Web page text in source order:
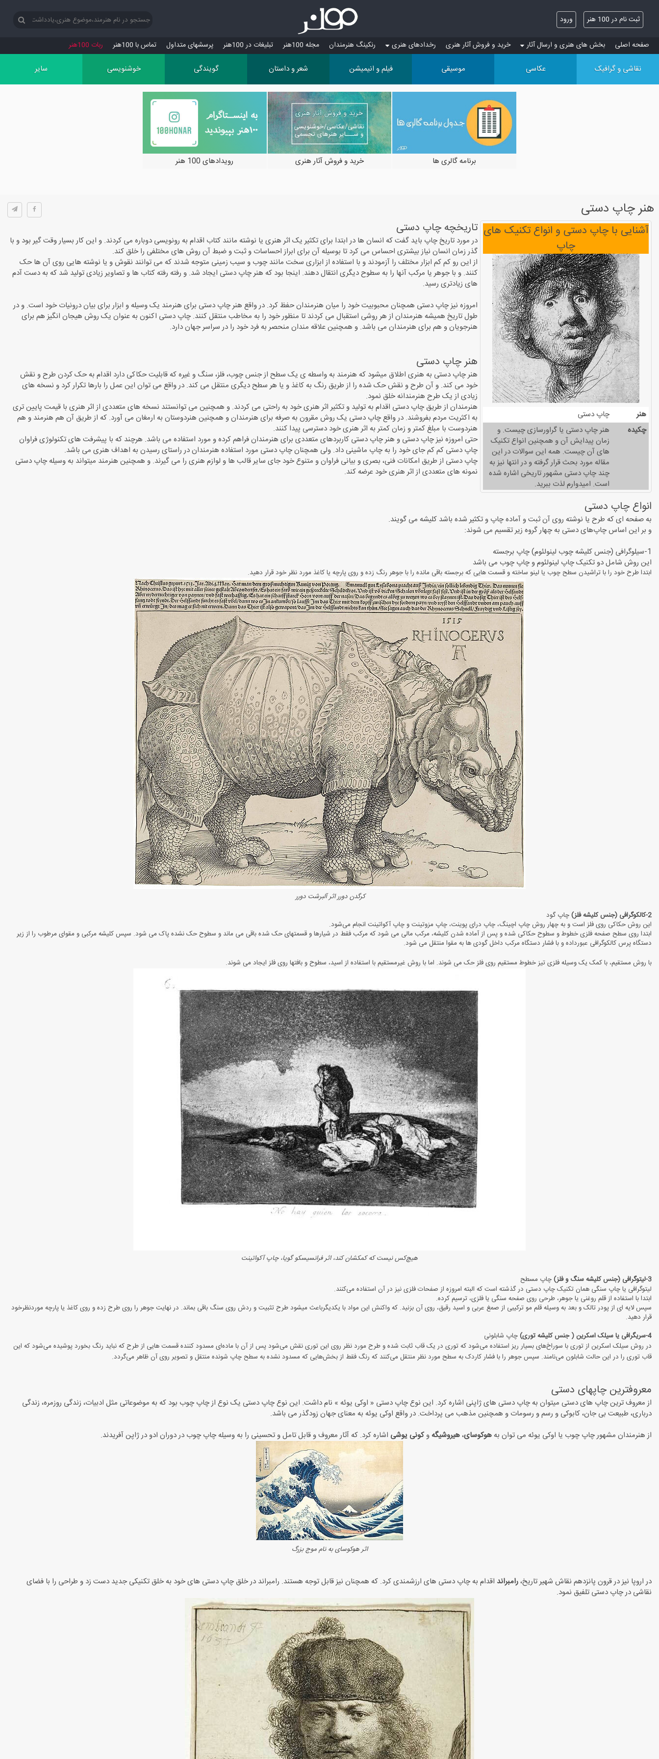
ثبت نام در 100 هنر ورود
صفحه اصلی بخش های هنری و ارسال آثار خرید و فروش آثار هنری رخدادهای هنری رنکینگ هنرمندان مجله 100هنر تبلیغات در 100هنر پرسش‏های متداول تماس با 100هنر ربات 100هنر
نقاشی و گرافیک عکاسی موسیقی فیلم و انیمیشن شعر و داستان گویندگی خوشنویسی سایر
رویدادهای 100 هنر خرید و فروش آثار هنری برنامه گالری ها
هنر چاپ دستی
آشنایی با چاپ دستی و انواع تکنیک های
چاپ
هنر
چاپ دستی
چکیده
هنر چاپ دستی یا گراورسازی چیست. و
زمان پیدایش آن و همچنین انواع تکنیک
های آن چیست. همه این سوالات در این
مقاله مورد بحث قرار گرفته و در انتها نیز به
چند چاپ دستی مشهور تاریخی اشاره شده
است. امیدوارم لذت ببرید.
تاریخچه چاپ دستی
در مورد تاریخ چاپ باید گفت که انسان ها در ابتدا برای تکثیر یک اثر هنری یا نوشته مانند کتاب اقدام به رونویسی دوباره می کردند. و این کار بسیار وقت گیر بود و با
گذر زمان انسان نیاز بیشتری احساس می کرد تا بوسیله آن برای ابراز احساسات و ثبت و ضبط آن روش های مختلفی را خلق کند.
از این رو کم کم ابزار مختلف را آزمودند و با استفاده از ابزاری سخت مانند چوب و سیب زمینی متوجه شدند که می توانند نقوش و یا نوشته هایی روی آن ها حک
کنند. و با جوهر یا مرکب آنها را به سطوح دیگری انتقال دهند. اینجا بود که هنر چاپ دستی ایجاد شد. و رفته رفته کتاب ها و تصاویر زیادی تولید شد که به دست آدم
های زیادتری رسید.
امروزه نیز چاپ دستی همچنان محبوبیت خود را میان هنرمندان حفظ کرد. در واقع هنر چاپ دستی برای هنرمند یک وسیله و ابزار برای بیان درونیات خود است. و در
طول تاریخ همیشه هنرمندان از هر روشی استقبال می کردند تا منظور خود را به مخاطب منتقل کنند. چاپ دستی اکنون به عنوان یک روش هیجان انگیز هم برای
هنرجویان و هم برای هنرمندان می باشد. و همچنین علاقه مندان منحصر به فرد خود را در سراسر جهان دارد.
هنر چاپ دستی
هنر چاپ دستی به هنری اطلاق میشود که هنرمند به واسطه ی یک سطح از جنس چوب، فلز، سنگ و غیره که قابلیت حکاکی دارد اقدام به حک کردن طرح و نقش
خود می کند. و آن طرح و نقش حک شده را از طریق رنگ به کاغذ و یا هر سطح دیگری منتقل می کند. در واقع می توان این عمل را بارها تکرار کرد و نسخه های
زیادی از یک طرح هنرمندانه خلق نمود.
هنرمندان از طریق چاپ دستی اقدام به تولید و تکثیر اثر هنری خود به راحتی می کردند. و همچنین می توانستند نسخه های متعددی از اثر هنری با قیمت پایین تری
به اکثریت مردم بفروشند. در واقع چاپ دستی یک روش مقرون به صرفه برای هنرمندان و همچنین هنردوستان به ارمغان می آورد. که از طریق آن هم هنرمند و هم
هنردوست با مبلغ کمتر و زمان کمتر به اثر هنری خود دسترسی پیدا کنند.
حتی امروزه نیز چاپ دستی و هنر چاپ دستی کاربردهای متعددی برای هنرمندان فراهم کرده و مورد استفاده می باشد. هرچند که با پیشرفت های تکنولوژی فراوان
چاپ دستی کم کم جای خود را به چاپ ماشینی داد. ولی همچنان چاپ دستی مورد استفاده هنرمندان در راستای رسیدن به اهداف هنری می باشد.
چاپ دستی از طریق امکانات فنی، بصری و بیانی فراوان و متنوع خود جای سایر قالب ها و لوازم هنری را می گیرند. و همچنین هنرمند میتواند به وسیله چاپ دستی
نمونه های متعددی از اثر هنری خود عرضه کند.
انواع چاپ‌ دستی
به صفحه ای که طرح یا نوشته روی آن ثبت و آماده چاپ و تکثیر شده باشد کلیشه می گویند.
و بر این اساس چاپ‌های دستی به چهار گروه زیر تقسیم می شوند:
1-سیلوگرافی (جنس کلیشه چوب لینولئوم) چاپ برجسته
این روش شامل دو تکنیک چاپ لینولئوم و چاپ چوب می باشد
ابتدا طرح خود را با تراشیدن سطح چوب یا لینو ساخته و قسمت ‌هایی که برجسته باقی مانده را با جوهر رنگ زده و روی پارچه یا کاغذ مورد نظر خود قرار دهید.
کرگدن دورر اثر آلبرشت دورر
2-کالکوگرافی (جنس کلیشه فلز)
چاپ گود
این روش حکاکی روی فلز است و به چهار روش چاپ اچینگ، چاپ درای پوینت، چاپ مزوتینت و چاپ آکواتینت انجام می‌شود.
ابتدا روی سطح صفحه فلزی خطوط و سطوح حکاکی شده و پس از آماده شدن کلیشه، مرکب مالی می شود که مرکب فقط در شیارها و قسمتهای حک شده باقی می ماند و سطوح حک نشده پاک می شود. سپس کلیشه مرکبی و مقوای مرطوب را از زیر
دستگاه پرس کالکوگرافی عبورداده و با فشار دستگاه مرکب داخل گودی ها به مقوا منتقل می شود.
با روش مستقیم، با کمک یک وسیله فلزی تیز خطوط مستقیم روی فلز حک می شوند. اما با روش غیرمستقیم با استفاده از اسید، سطوح و بافتها روی فلز ایجاد می شوند.
هیچ‌کس نیست که کمکشان کند، اثر فرانسیسکو گویا، چاپ آکواتینت
3-لیتوگرافی (جنس کلیشه سنگ و فلز)
چاپ مسطح
لیتوگرافی یا چاپ سنگی همان تکنیک چاپ دستی در گذشته است که البته امروزه از صفحات فلزی نیز در آن استفاده می‌کنند.
ابتدا با استفاده از قلم روغنی یا جوهر، طرحی روی صفحه سنگی یا فلزی، ترسیم کرده.
سپس لایه ‌ای از پودر تالک و بعد به وسیله قلم مو ترکیبی از صمغ عربی و اسید رقیق، روی آن بزنید. که واکنش این مواد با یکدیگرباعث میشود طرح تثبیت و ردش روی سنگ باقی بماند. در نهایت جوهر را روی طرح زده و روی کاغذ یا پارچه موردنظرخود
قرار دهید.
4-سریگرافی یا سیلک اسکرین ( جنس کلیشه توری)
چاپ شابلونی
در روش سیلک اسکرین از توری با سوراخ‌های بسیار ریز استفاده می‌شود که توری در یک قاب ثابت شده و طرح مورد نظر روی این توری نقش می‌شود پس از آن با ماده‌ای مسدود کننده قسمت هایی از طرح که نباید رنگ بخورد پوشیده می‌شود که این
قاب توری را در این حالت شابلون می‌نامند. سپس جوهر را با فشار کاردک به سطح مورد نظر منتقل می‌کنند که رنگ فقط از بخش‌هایی که مسدود نشده به سطح چاپ شونده منتقل و تصویر روی آن ظاهر می‌گردد.
معروفترین چاپهای دستی
از معروف ترین چاپ های دستی میتوان به چاپ دستی های ژاپنی اشاره کرد. این نوع چاپ دستی « اوکی یوئه » نام داشت. این نوع چاپ دستی یک نوع از چاپ چوب بود که به موضوعاتی مثل ادبیات، زندگی روزمره، زندگی
درباری، طبیعت بی جان، کابوکی و رسم و رسومات و همچنین مذهب می پرداخت. در واقع اوکی یوئه به معنای جهان زودگذر می باشد.
از هنرمندان مشهور چاپ چوب یا اوکی یوئه می توان به هوکوسای،هیروشیگه وکونی یوشی اشاره کرد. که آثار معروف و قابل تامل و تحسینی را به وسیله چاپ چوب در دوران ادو در ژاپن آفریدند.
اثر هوکوسای به نام موج بزرگ
در اروپا نیز در قرون پانزدهم نقاش شهیر تاریخ،رامبراند اقدام به چاپ دستی های ارزشمندی کرد. که همچنان نیز قابل توجه هستند. رامبراند در خلق چاپ دستی های خود به خلق تکنیکی جدید دست زد و طراحی را با فضای
نقاشی در چاپ دستی تلفیق نمود.